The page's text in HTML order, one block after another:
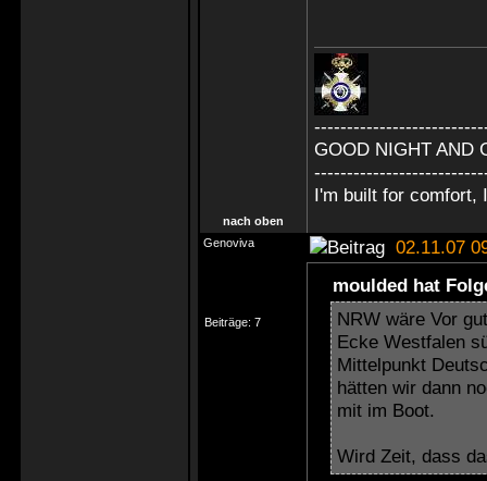
GOOD NIGHT AND
I'm built for comfort,
nach oben
Genoviva
02.11.07
Beiträge: 7
moulded hat
NRW wäre Vor
Ecke Westfalen
Mittelpunkt
hätten wir dann
mit im Boot.
Wird Zeit, dass